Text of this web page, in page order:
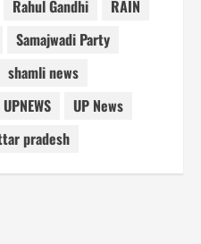
Rahul Gandhi
RAIN
Samajwadi Party
shamli news
UPNEWS
UP News
pradesh